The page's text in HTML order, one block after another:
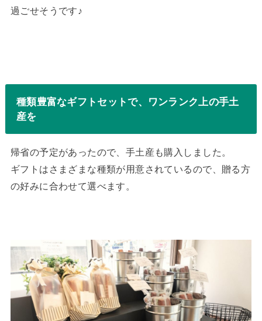
過ごせそうです♪
種類豊富なギフトセットで、ワンランク上の手土
産を
帰省の予定があったので、手土産も購入しました。
ギフトはさまざまな種類が用意されているので、贈る方
の好みに合わせて選べます。